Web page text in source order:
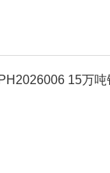
PH2026006 15万